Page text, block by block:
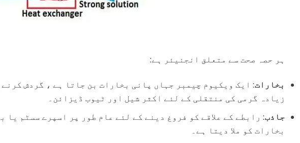
ہر حصہ صحت سے متعلق انجنیئر ہے:
بخارات: ایک ویکیوم چیمبر جہاں پانی بخارات بن جاتا ہے ، گردش
زیادہ گرمی کی منتقلی کے لئے اکثر شیل اور ٹیوب ڈیزائن۔
جاذب: رابطے کے علاقے کو فروغ دینے کے لئے عام طور پر اسپرے سسٹم یا
بخارات کو ملا دیتا ہے۔